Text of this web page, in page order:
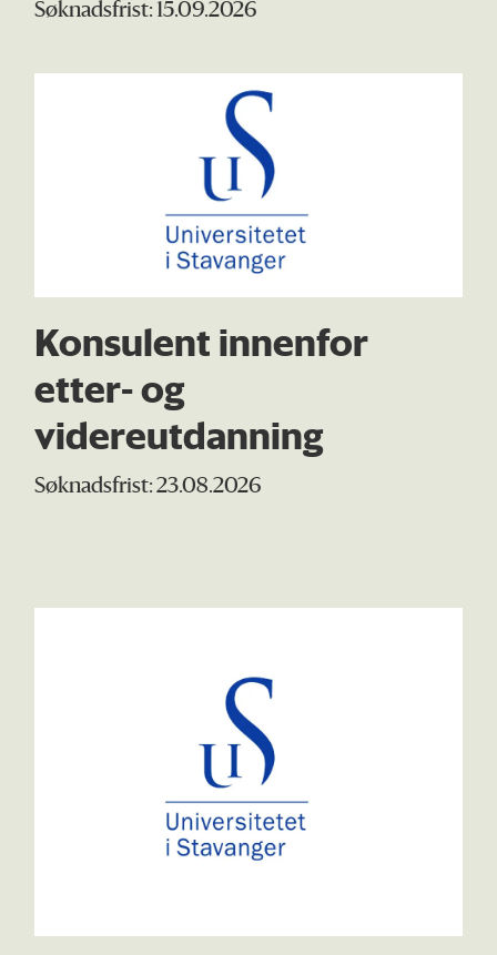
Søknadsfrist: 15.09.2026
Konsulent innenfor
etter- og
videreutdanning
Søknadsfrist: 23.08.2026